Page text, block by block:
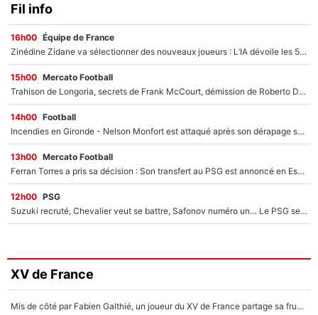
Fil info
16h00 Équipe de France
Zinédine Zidane va sélectionner des nouveaux joueurs : L’IA dévoile les 5 cracks qui pourraient rapidement le rejoindre en équipe de France !
15h00 Mercato Football
Trahison de Longoria, secrets de Frank McCourt, démission de Roberto De Zerbi : Medhi Benatia se lâche sur son départ de l'OM et fait d'importantes révélations
14h00 Football
Incendies en Gironde - Nelson Monfort est attaqué après son dérapage sur CNews : «Et lui, il prend combien pour parler dans un studio climatisé?»
13h00 Mercato Football
Ferran Torres a pris sa décision : Son transfert au PSG est annoncé en Espagne !
12h00 PSG
Suzuki recruté, Chevalier veut se battre, Safonov numéro un… Le PSG se lance encore dans un gros chantier pour le poste de gardien de but
XV de France
Mis de côté par Fabien Galthié, un joueur du XV de France partage sa frustration : «ils ne me l’ont pas dit tout de suite»